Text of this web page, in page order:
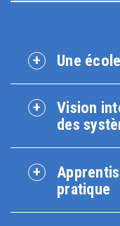
Une
Vision
des
pratique